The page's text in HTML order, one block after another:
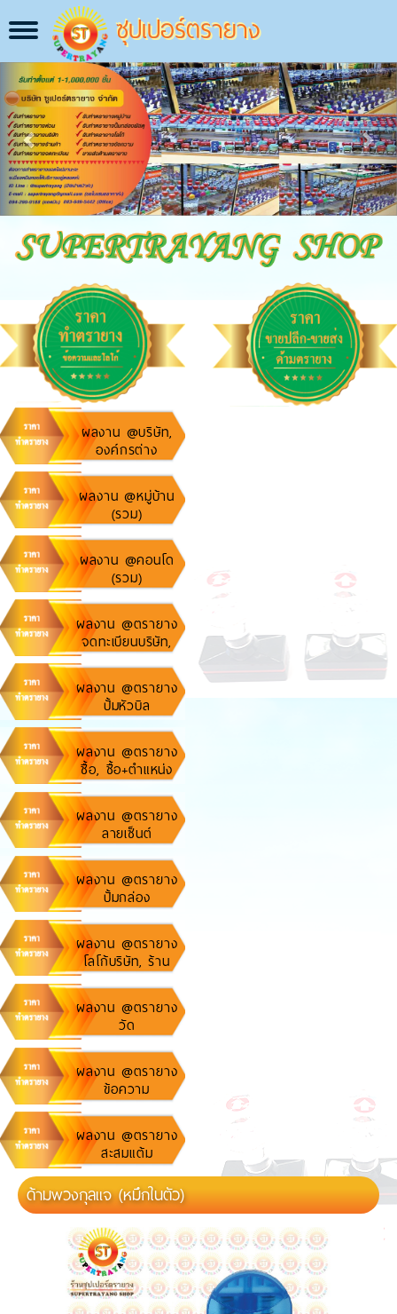
Toggle
navigation
ซุปเปอร์ตรายาง
Previous Next
ผลงาน @บริษัท,
องค์กรต่าง
ผลงาน @หมู่บ้าน
(รวม)
ผลงาน @คอนโด
(รวม)
ผลงาน @ตรายาง
จดทะเบียนบริษัท,
ห้างหุ้นส่วน
ผลงาน @ตรายาง
ปั้มหัวบิล
ผลงาน @ตรายาง
ชื้อ, ชื้อ+ตำแหน่ง
ผลงาน @ตรายาง
ลายเซ็นต์
ผลงาน @ตรายาง
ปั้มกล่อง
พัสดุ,ไปรษณีย์, เค
อรี่
ผลงาน @ตรายาง
โลโก้บริษัท, ร้าน
ค้า
ผลงาน @ตรายาง
วัด
ผลงาน @ตรายาง
ข้อความ
ผลงาน @ตรายาง
สะสมแต้ม
ด้ามพวงกุลแจ (หมึกในตัว)